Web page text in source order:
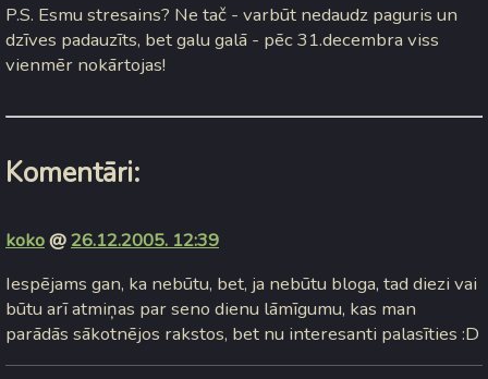
P.S. Esmu stresains? Ne tač - varbūt nedaudz paguris un
dzīves padauzīts, bet galu galā - pēc 31.decembra viss
vienmēr nokārtojas!
Komentāri:
koko@26.12.2005. 12:39
Iespējams gan, ka nebūtu, bet, ja nebūtu bloga, tad diezi vai
būtu arī atmiņas par seno dienu lāmīgumu, kas man
parādās sākotnējos rakstos, bet nu interesanti palasīties :D